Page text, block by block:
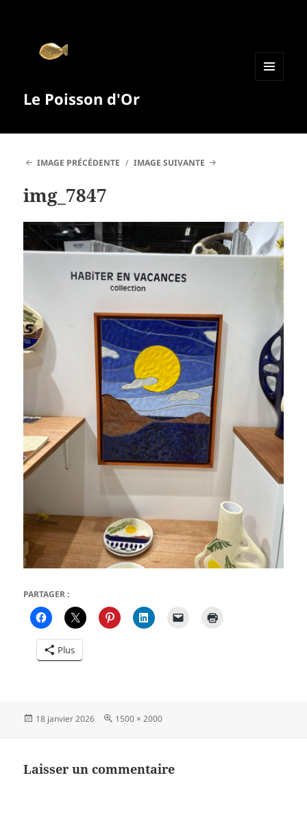
Le Poisson d'Or
IMAGE PRÉCÉDENTE IMAGE SUIVANTE
img_7847
PARTAGER :
Plus
Publié
18 janvier 2026
Taille
1500 × 2000
Laisser un commentaire